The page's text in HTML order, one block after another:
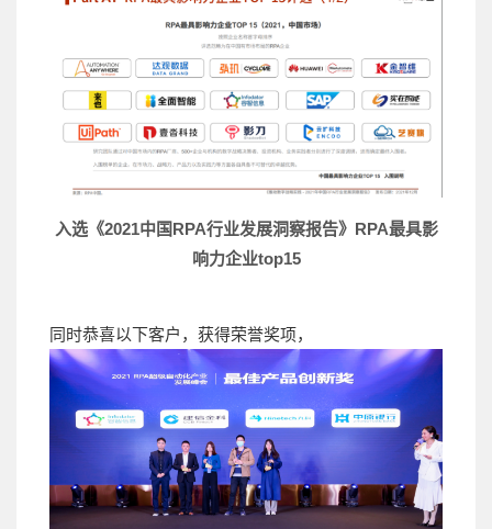
入选《2021中国RPA行业发展洞察报告》 RPA最具影
响力企业top15
同时恭喜以下客户，获得荣誉奖项，